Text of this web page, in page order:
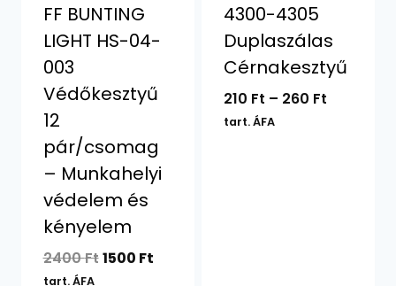
FF BUNTING
LIGHT HS-04-
003
Védőkesztyű
12
pár/csomag
– Munkahelyi
védelem és
kényelem
2400FtOriginal
1500 FtCurrent
tart. ÁFA
4300-4305
Duplaszálas
Cérnakesztyű
210 Ft – 260 Ft
tart. ÁFA